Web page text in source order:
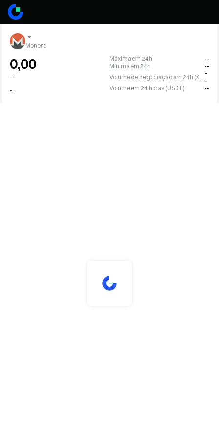
Monero
0,00
--
-
Máxima em 24h
--
Mínima em 24h
--
-
-
Volume em 24 horas (USDT)
--